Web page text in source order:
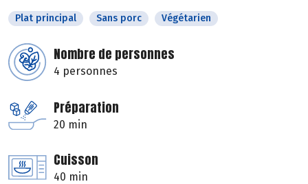
Plat principal Sans porc Végétarien
Nombre de personnes
4 personnes
Préparation
20 min
Cuisson
40 min